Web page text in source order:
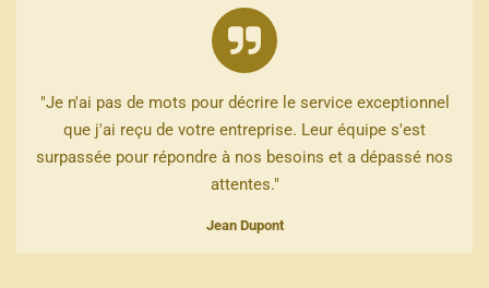
"Je n'ai pas de mots pour décrire le service exceptionnel
que j'ai reçu de votre entreprise. Leur équipe s'est
surpassée pour répondre à nos besoins et a dépassé nos
attentes."
Jean Dupont